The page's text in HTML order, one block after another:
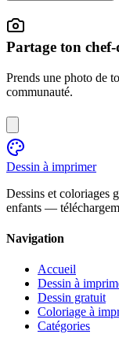
Partage ton
Prends une photo de
communauté.
Dessin à imprimer
Dessins et coloriages
enfants —
Navigation
Accueil
Dessin à
Dessin gratuit
Coloriage à
Catégories